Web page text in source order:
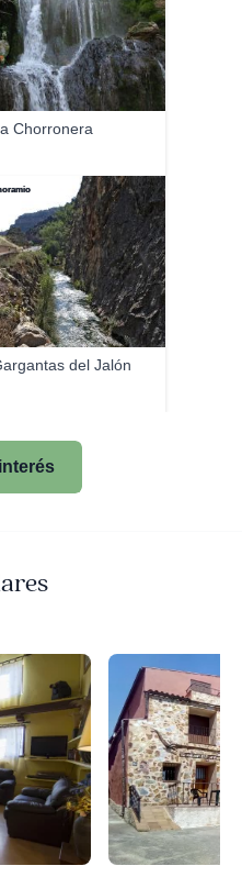
Chorronera
del Jalón